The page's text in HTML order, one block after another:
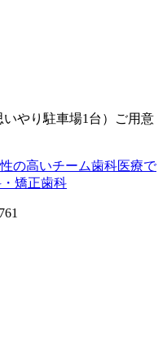
やり駐車場1台）ご用意